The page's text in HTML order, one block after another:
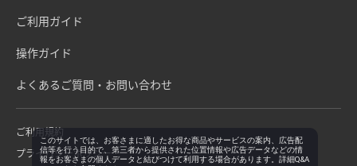
ご利用ガイド
操作ガイド
よくあるご質問・お問い合わせ
ご利用規約
プライバシーポリシー
このサイトでは、お客さまに適したお得な商品やサービスの案内、広告配
信等を行う目的で、第三者から提供された位置情報や広告データなどの情
報をお客さまの個人データと結びつけて利用する場合があります。詳細Q&A